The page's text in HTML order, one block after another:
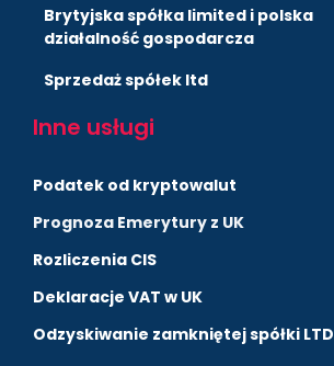
Brytyjska spółka limited i polska
działalność gospodarcza
Sprzedaż spółek ltd
Inne usługi
Podatek od kryptowalut
Prognoza Emerytury z UK
Rozliczenia CIS
Deklaracje VAT w UK
Odzyskiwanie zamkniętej spółki LTD